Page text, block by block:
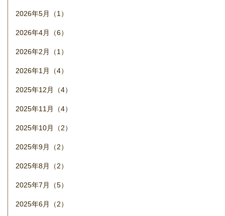
2026年5月（1）
2026年4月（6）
2026年2月（1）
2026年1月（4）
2025年12月（4）
2025年11月（4）
2025年10月（2）
2025年9月（2）
2025年8月（2）
2025年7月（5）
2025年6月（2）